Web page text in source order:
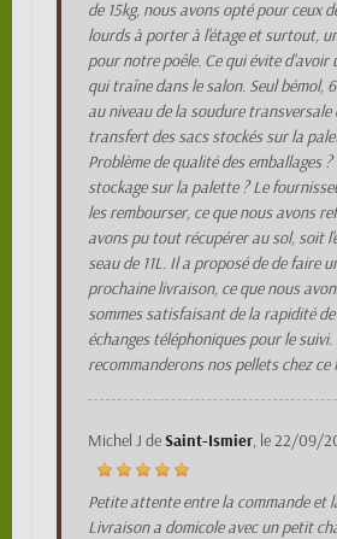
de 15kg, nous avons opté pour ceux
lourds à porter à l'étage et surtout,
pour notre poêle. Ce qui évite d'avoir
qui traîne dans le salon. Seul bémol,
au niveau de la soudure transversale
transfert des sacs stockés sur la
Problème de qualité des emballages ?
stockage sur la palette ? Le
les rembourser, ce que nous avons
avons pu tout récupérer au sol, soit
seau de 11L. Il a proposé de de faire
prochaine livraison, ce que nous
sommes satisfaisant de la rapidité
échanges téléphoniques pour le suivi.
recommanderons nos pellets chez
Michel J deSaint-Ismier, le22/09/
Petite attente entre la commande et
Livraison a domicole avec un petit